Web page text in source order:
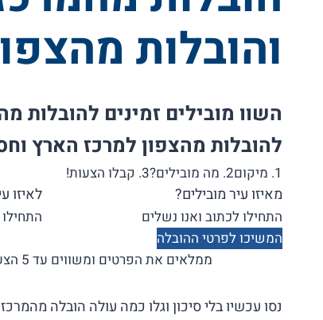
והובלות
השוו מובילים זמינים להובלות
להובלות מהצפון למרכז הארץ
1. מיקום 2. מה מובילים? 3. קבלו הצעות!
מאיזו עיר מובילים? לאיזו
המשיכו לפרטי ההובלה
ממלאים את הפרטים ומשווים עד 5 הצעות מחיר בלי התחייבות!
נסו עכשיו בלי סיכון וגלו כמה עולה הובלה